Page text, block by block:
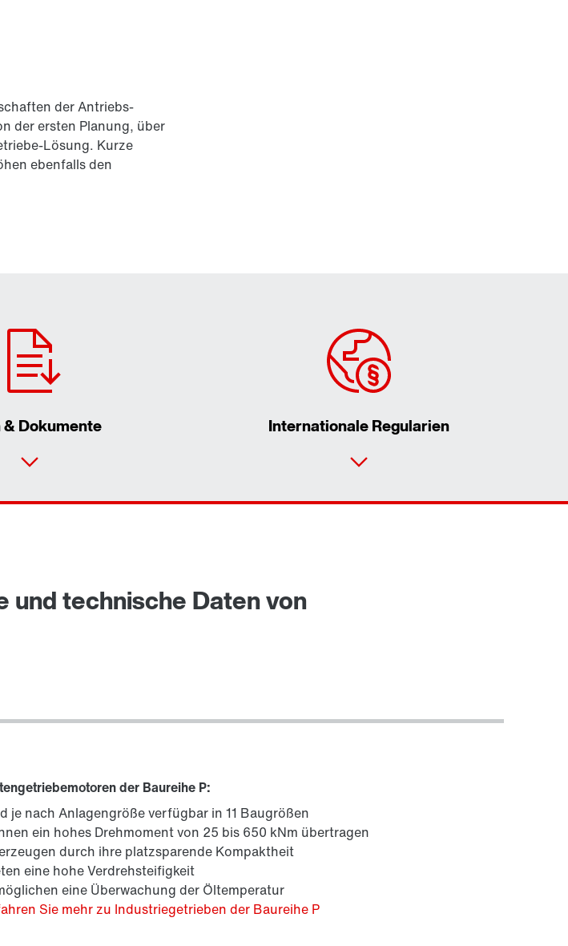
der Antriebs­
der ersten Planung, über
Lösung. Kurze
ebenfalls den
& Dokumente Internationale Regularien
Standorte/Kontakt Österreich
und technische Daten von
der Baureihe P:
je nach Anlagengröße verfügbar in 11 Baugrößen
ein hohes Drehmoment von 25 bis 650 kNm übertragen
durch ihre platzsparende Kompaktheit
eine hohe Verdrehsteifigkeit
eine Überwachung der Öltemperatur
Sie mehr zu Industriegetrieben der Baureihe P